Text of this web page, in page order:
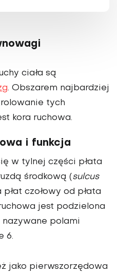
ciała są
. Obszarem najbardziej
tych
kora ruchowa.
i funkcja
w tylnej części płata
środkową (sulcus
czołowy od płata
jest podzielona
nazywane polami
6.
jako pierwszorzędowa